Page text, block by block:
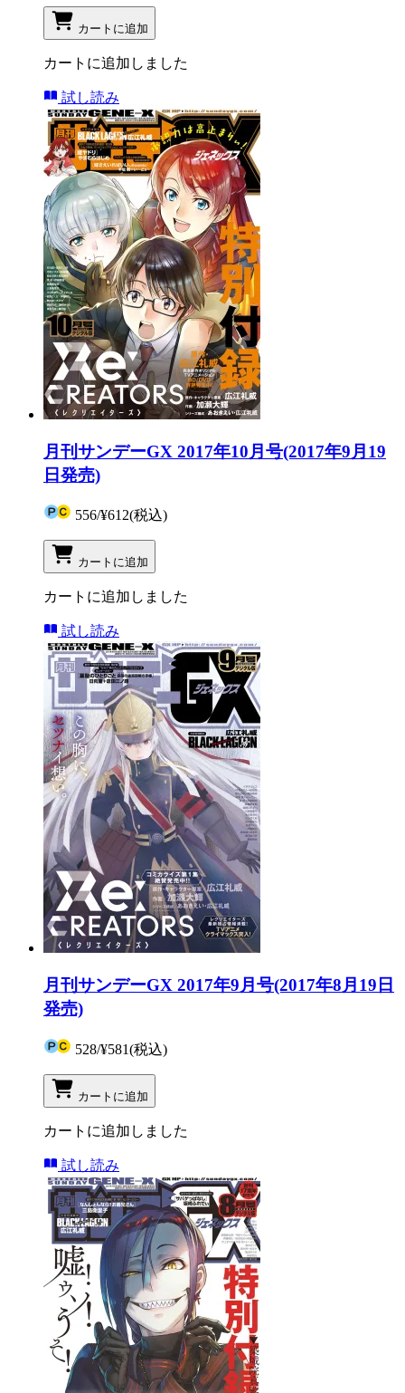
カートに追加
カートに追加しました
試し読み
月刊サンデーGX 2017年10月号(2017年9月19
日発売)
556/¥612(税込)
カートに追加
カートに追加しました
試し読み
月刊サンデーGX 2017年9月号(2017年8月19日
発売)
528/¥581(税込)
カートに追加
カートに追加しました
試し読み